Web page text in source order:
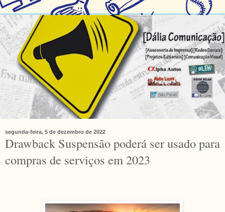
segunda-feira, 5 de dezembro de 2022
Drawback Suspensão poderá ser usado para
compras de serviços em 2023